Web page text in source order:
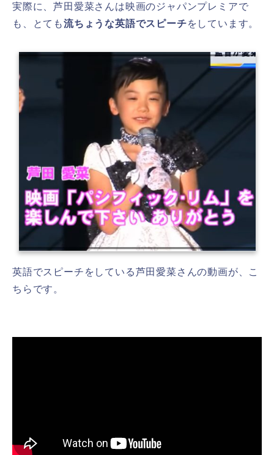
実際に、芦田愛菜さんは映画のジャパンプレミアで
も、とても流ちょうな英語でスピーチをしています。
英語でスピーチをしている芦田愛菜さんの動画が、こ
ちらです。